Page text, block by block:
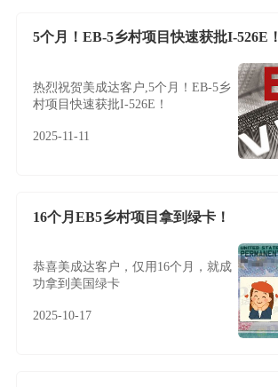
5个月！EB-5乡村项目快速获批I-526E！
热烈祝贺美成达客户,5个月！EB-5乡
村项目快速获批I-526E！
2025-11-11
16个月EB5乡村项目拿到绿卡！
恭喜美成达客户，仅用16个月，就成
功拿到美国绿卡
2025-10-17